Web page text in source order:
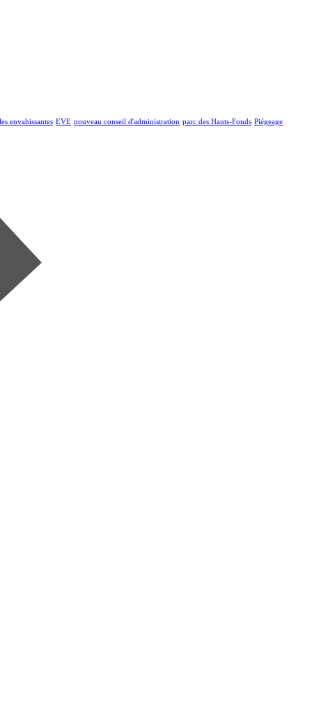
envahissantes EVE nouveau conseil d'administration parc des Hauts-Fonds Piégeage